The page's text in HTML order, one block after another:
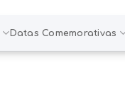
Datas Comemorativas